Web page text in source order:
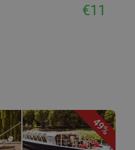
€11
49%